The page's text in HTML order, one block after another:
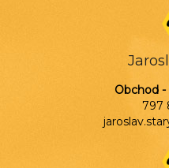
Obchod
797